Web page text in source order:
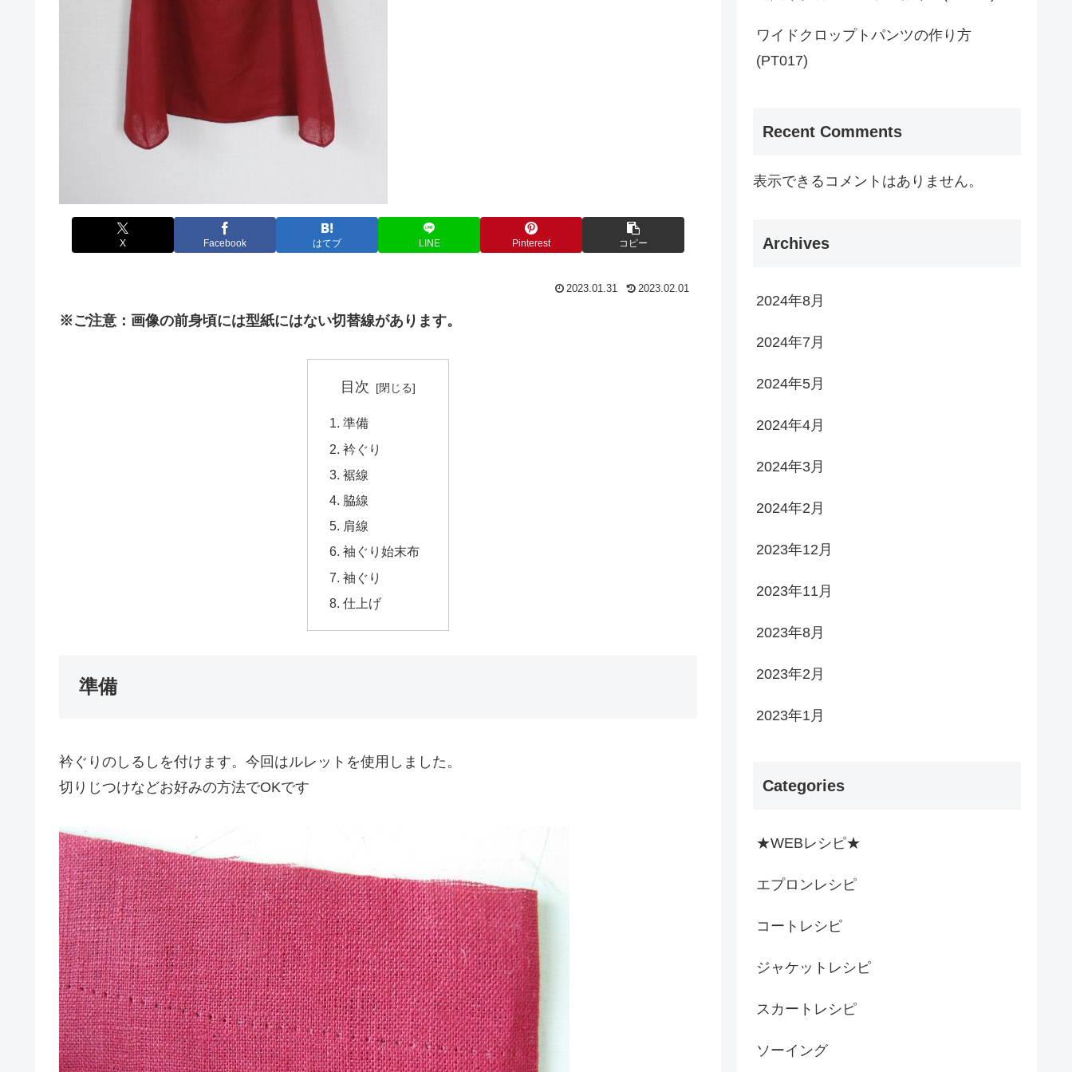
X Facebook はてブ LINE Pinterest コピー
2023.01.31 2023.02.01
※ご注意：画像の前身頃には型紙にはない切替線があります。
目次
準備
衿ぐり
裾線
脇線
肩線
袖ぐり始末布
袖ぐり
仕上げ
準備
衿ぐりのしるしを付けます。今回はルレットを使用しました。
切りじつけなどお好みの方法でOKです
ワイドクロップトパンツの作り方
(PT017)
Recent Comments
表示できるコメントはありません。
Archives
2024年8月
2024年7月
2024年5月
2024年4月
2024年3月
2024年2月
2023年12月
2023年11月
2023年8月
2023年2月
2023年1月
Categories
★WEBレシピ★
エプロンレシピ
コートレシピ
ジャケットレシピ
スカートレシピ
ソーイング